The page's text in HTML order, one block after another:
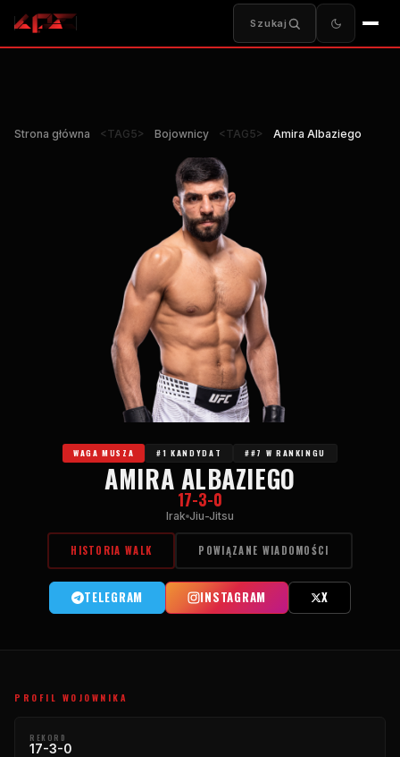
Szukaj
Strona główna <TAG5> Bojownicy <TAG5> Amira Albaziego
WAGA MUSZA #1 KANDYDAT ##7 W RANKINGU
AMIRA ALBAZIEGO
17-3-0
Irak Jiu-Jitsu
HISTORIA WALK POWIĄZANE WIADOMOŚCI
TELEGRAM INSTAGRAM X
PROFIL WOJOWNIKA
REKORD
17-3-0